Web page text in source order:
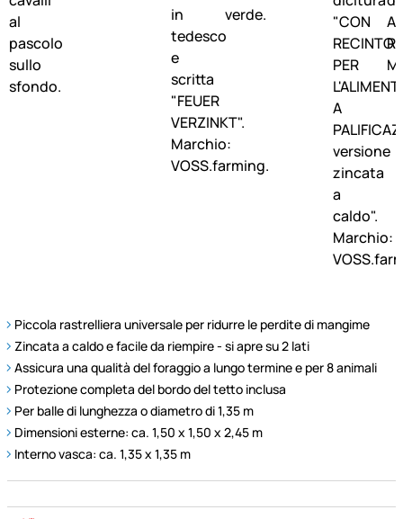
Piccola rastrelliera universale per ridurre le perdite di mangime
Zincata a caldo e facile da riempire - si apre su 2 lati
Assicura una qualità del foraggio a lungo termine e per 8 animali
Protezione completa del bordo del tetto inclusa
Per balle di lunghezza o diametro di 1,35 m
Dimensioni esterne: ca. 1,50 x 1,50 x 2,45 m
Interno vasca: ca. 1,35 x 1,35 m